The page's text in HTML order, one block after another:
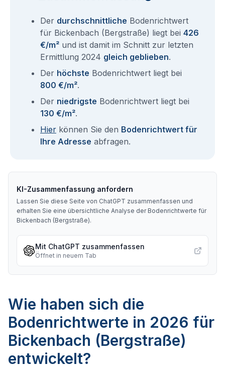
Der durchschnittliche Bodenrichtwert
für Bickenbach (Bergstraße) liegt bei 426
€/m² und ist damit im Schnitt zur letzten
Ermittlung 2024 gleich geblieben.
Der höchste Bodenrichtwert liegt bei
800 €/m².
Der niedrigste Bodenrichtwert liegt bei
130 €/m².
Hier können Sie den Bodenrichtwert für
Ihre Adresse abfragen.
KI-Zusammenfassung anfordern
Lassen Sie diese Seite von ChatGPT zusammenfassen und
erhalten Sie eine übersichtliche Analyse der Bodenrichtwerte für
Bickenbach (Bergstraße).
Mit ChatGPT zusammenfassen
Öffnet in neuem Tab
Wie haben sich die
Bodenrichtwerte in 2026 für
Bickenbach (Bergstraße)
entwickelt?